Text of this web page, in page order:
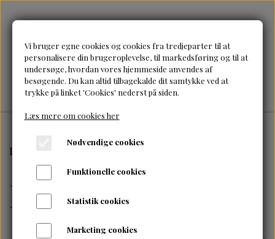
Forside
Fugt
Vi bruger egne cookies og cookies fra tredjeparter til at
personalisere din brugeroplevelse, til markedsføring og til at
undersøge, hvordan vores hjemmeside anvendes af
besøgende. Du kan altid tilbagekalde dit samtykke ved at
trykke på linket 'Cookies' nederst på siden.
Læs mere om cookies her
Nødvendige cookies
Funktionelle cookies
Statistik cookies
Marketing cookies